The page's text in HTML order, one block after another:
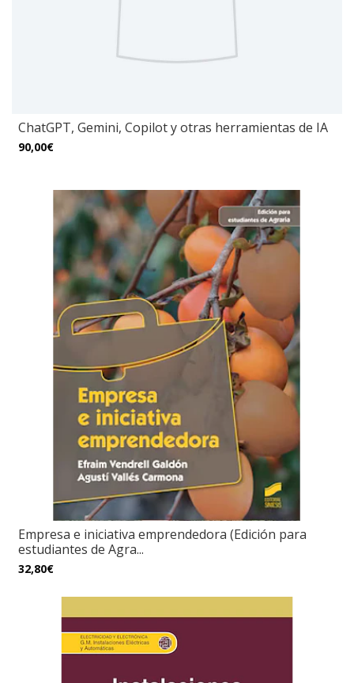
ChatGPT, Gemini, Copilot y otras herramientas de IA
90,00€
Empresa e iniciativa emprendedora (Edición para
estudiantes de Agra...
32,80€